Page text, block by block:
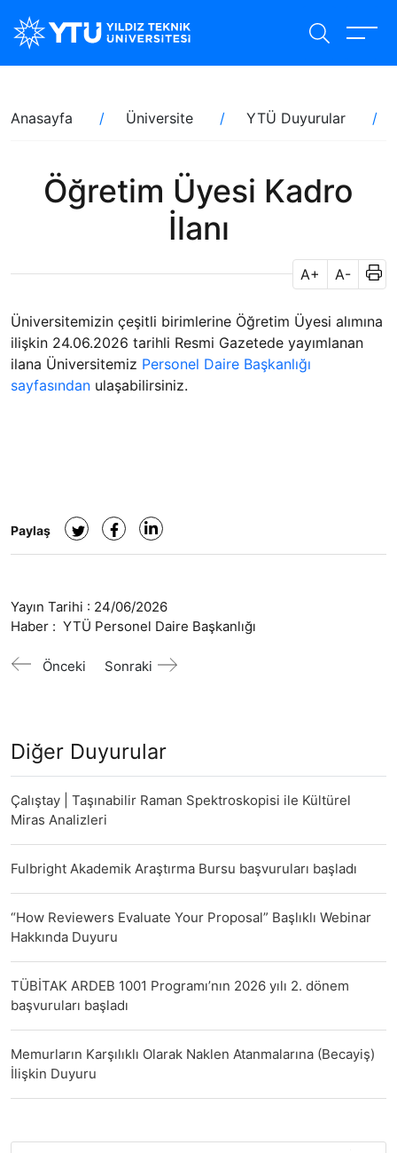
içeriğe
Sayfa
yolu
Anasayfa Üniversite YTÜ Duyurular
Öğretim Üyesi Kadro
İlanı
A+ A-
Üniversitemizin çeşitli birimlerine Öğretim Üyesi alımına
ilişkin 24.06.2026 tarihli Resmi Gazetede yayımlanan
ilana Üniversitemiz Personel Daire Başkanlığı
sayfasından ulaşabilirsiniz.
Paylaş
Yayın Tarihi : 24/06/2026
Haber : YTÜ Personel Daire Başkanlığı
Önceki Sonraki
Diğer Duyurular
Çalıştay | Taşınabilir Raman Spektroskopisi ile Kültürel
Miras Analizleri
Fulbright Akademik Araştırma Bursu başvuruları başladı
“How Reviewers Evaluate Your Proposal” Başlıklı Webinar
Hakkında Duyuru
TÜBİTAK ARDEB 1001 Programı’nın 2026 yılı 2. dönem
başvuruları başladı
Memurların Karşılıklı Olarak Naklen Atanmalarına (Becayiş)
İlişkin Duyuru